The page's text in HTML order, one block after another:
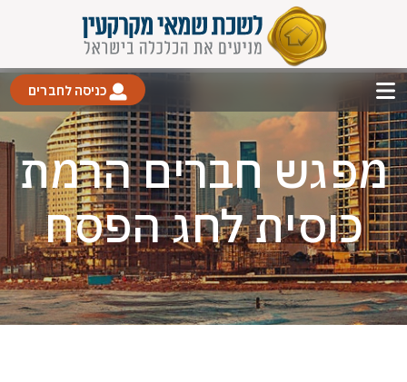
כניסה לחברים
מפגש חברים הרמת
כוסית לחג הפסח